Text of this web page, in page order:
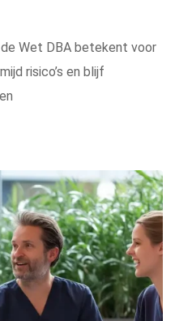
Wet DBA betekent voor
risico’s en blijf